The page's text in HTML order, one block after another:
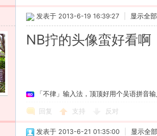
发表于 2013-6-19 16:39:27 显示全
NB拧的头像蛮好看啊
「不律」输入法，顶顶好用个吴语拼音
回复 支持 反对
发表于 2013-6-21 01:35:00 显示全